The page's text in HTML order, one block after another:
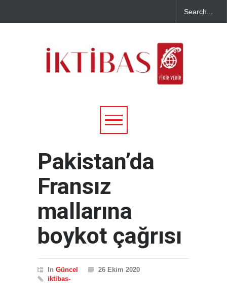
Pakistan’da
Fransız
mallarına
boykot çağrısı
In Güncel
26 Ekim 2020
iktibas-